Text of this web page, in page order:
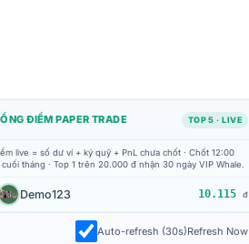
ĐIỂM PAPER TRADE TOP 5 · LIVE
live = số dư ví + ký quỹ + PnL chưa chốt · Chốt 12:00
tháng · Top 1 trên 20.000 đ nhận 30 ngày VIP Whale.
Demo123 10.115 đ
Auto-refresh (30s)Refresh Now